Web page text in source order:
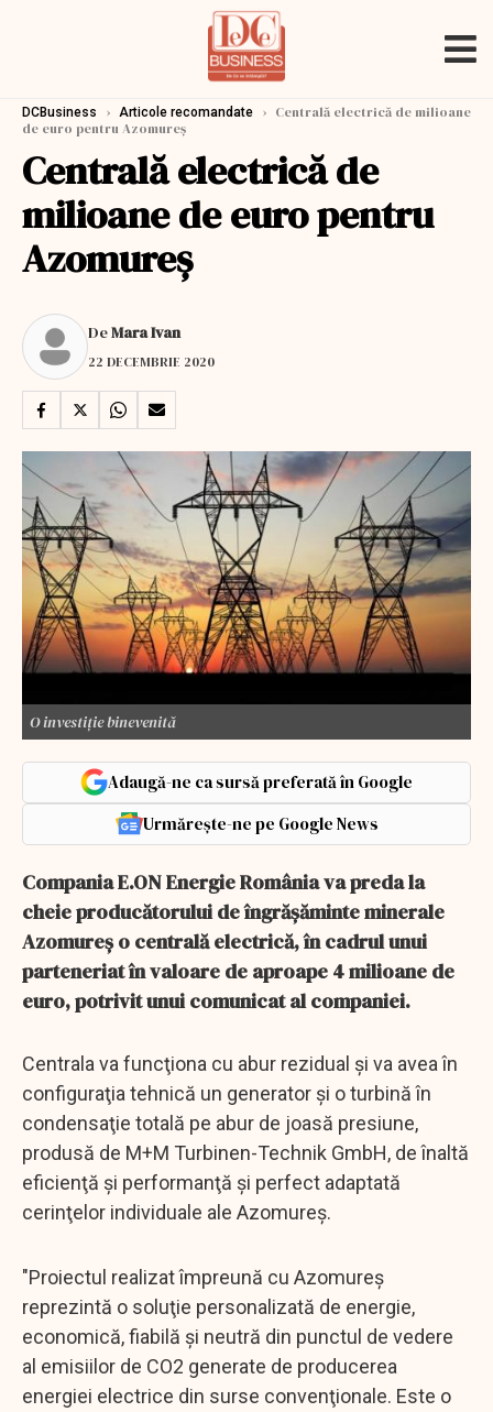
DCBusiness › Articole recomandate › Centrală electrică de milioane
de euro pentru Azomureş
Centrală electrică de
milioane de euro pentru
Azomureş
DeMara Ivan
22 DECEMBRIE 2020
O investiție binevenită
Adaugă-ne ca sursă preferată în Google
Urmărește-ne pe Google News
Compania E.ON Energie România va preda la
cheie producătorului de îngrăşăminte minerale
Azomureş o centrală electrică, în cadrul unui
parteneriat în valoare de aproape 4 milioane de
euro, potrivit unui comunicat al companiei.
Centrala va funcţiona cu abur rezidual şi va avea în
configuraţia tehnică un generator şi o turbină în
condensaţie totală pe abur de joasă presiune,
produsă de M+M Turbinen-Technik GmbH, de înaltă
eficienţă şi performanţă şi perfect adaptată
cerinţelor individuale ale Azomureş.
"Proiectul realizat împreună cu Azomureş
reprezintă o soluţie personalizată de energie,
economică, fiabilă şi neutră din punctul de vedere
al emisiilor de CO2 generate de producerea
energiei electrice din surse convenţionale. Este o